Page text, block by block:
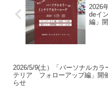
2026
deイ
編」
2026/5/9(土）「パーソナルカラ
テリア フォローアップ編」開
らせ